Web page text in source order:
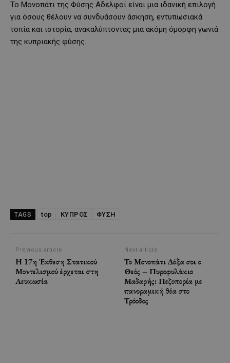
Το Μονοπάτι της Φύσης Αδελφοί είναι μια ιδανική επιλογή
για όσους θέλουν να συνδυάσουν άσκηση, εντυπωσιακά
τοπία και ιστορία, ανακαλύπτοντας μια ακόμη όμορφη γωνιά
της κυπριακής φύσης.
TAGS top ΚΥΠΡΟΣ ΦΥΣΗ
Previous article
Η 17η Έκθεση Στατικού
Μοντελισμού έρχεται στη
Λευκωσία
Next article
Το Μονοπάτι Δόξα σοι ο
Θεός – Πυροφυλάκιο
Μαδαρής: Πεζοπορία με
πανοραμική θέα στο
Τρόοδος